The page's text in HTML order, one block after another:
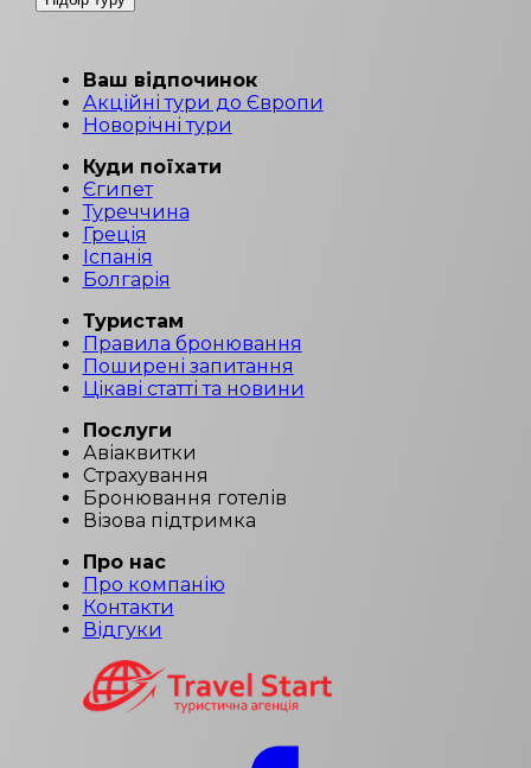
Ваш відпочинок
Акційні тури до Європи
Новорічні тури
Куди поїхати
Єгипет
Туреччина
Греція
Іспанія
Болгарія
Туристам
Правила бронювання
Поширені запитання
Цікаві статті та новини
Послуги
Авіаквитки
Страхування
Бронювання готелів
Візова підтримка
Про нас
Про компанію
Контакти
Відгуки